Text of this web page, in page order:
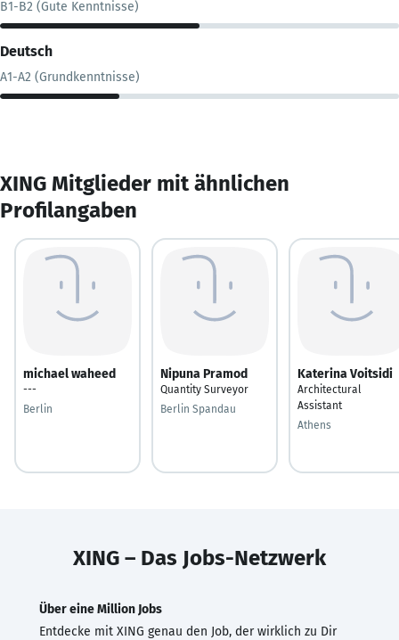
B1-B2 (Gute Kenntnisse)
Deutsch
A1-A2 (Grundkenntnisse)
XING Mitglieder mit ähnlichen
Profilangaben
michael waheed
---
Berlin
Nipuna Pramod
Quantity Surveyor
Berlin Spandau
Katerina Voitsidi
Architectural
Assistant
Athens
XING – Das Jobs-Netzwerk
Über eine Million Jobs
Entdecke mit XING genau den Job, der wirklich zu Dir